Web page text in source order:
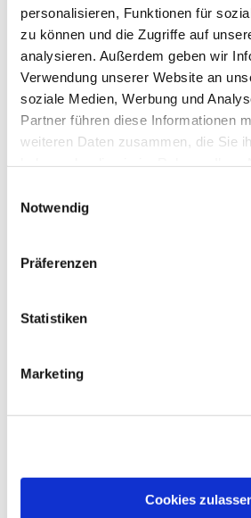
personalisieren, Funktionen für
zu können und die Zugriffe auf
analysieren. Außerdem geben wir
Verwendung unserer Website an
soziale Medien, Werbung und
Partner führen diese Informationen
weiteren Daten zusammen, die Sie
Notwendig
Präferenzen
Statistiken
Marketing
Cookies
Dies könnte